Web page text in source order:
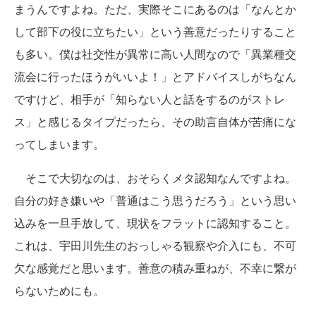
まうんですよね。ただ、実際そこにあるのは「なんとか
して部下の役に立ちたい」という善意だったりすること
も多い。僕は社交性が異常に高い人間なので「異業種交
流会に行ったほうがいいよ！」とアドバイスしがちなん
ですけど、相手が「知らない人と話をするのがストレ
ス」と感じるタイプだったら、その助言自体が苦痛にな
ってしまいます。
そこで大切なのは、おそらくメタ認知なんですよね。
自分の好き嫌いや「普通はこう思うだろう」という思い
込みを一旦手放して、現状をフラットに認知すること。
これは、宇田川先生のおっしゃる観察や介入にも、不可
欠な感覚だと思います。善意の積み重ねが、不幸に繋が
らないためにも。